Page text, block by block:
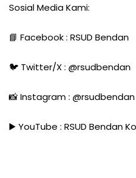
Sosial Media Kami:
📘 Facebook : RSUD Bendan
🐦 Twitter/X : @rsudbendan
📸 Instagram : @rsudbendan
▶️ YouTube : RSUD Bendan